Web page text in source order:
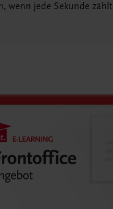
wenn jede Sekunde zählt